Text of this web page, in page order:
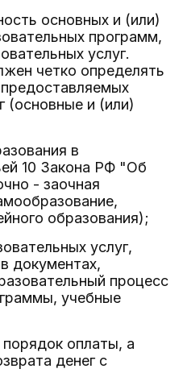
основных и (или)
программ,
услуг.
четко определять
(основные и (или)
в
10 Закона РФ "Об
- заочная
образования);
услуг,
документах,
процесс
учебные
оплаты, а
денег с